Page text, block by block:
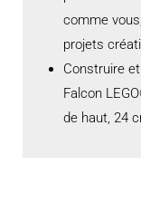
comme
projets
Construire
Falcon
de haut, 24